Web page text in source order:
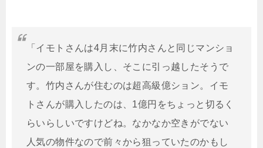
「イモトさんは4月末に竹内さんと同じマンショ
ンの一部屋を購入し、そこに引っ越したそうで
す。竹内さんが住むのは超高級億ション。イモ
トさんが購入したのは、1億円をちょっと切るく
らいらしいですけどね。なかなか空きがでない
人気の物件なので前々から狙っていたのかもし